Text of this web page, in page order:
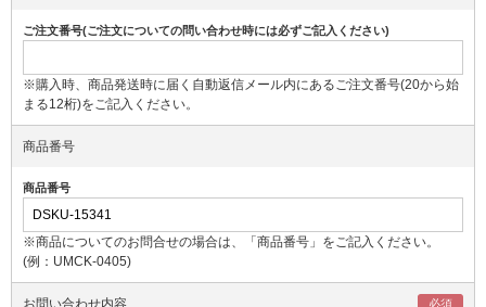
ご注文番号(ご注文についての問い合わせ時には必ずご記入ください)
※購入時、商品発送時に届く自動返信メール内にあるご注文番号(20から始
まる12桁)をご記入ください。
商品番号
商品番号
※商品についてのお問合せの場合は、「商品番号」をご記入ください。
(例：UMCK-0405)
お問い合わせ内容